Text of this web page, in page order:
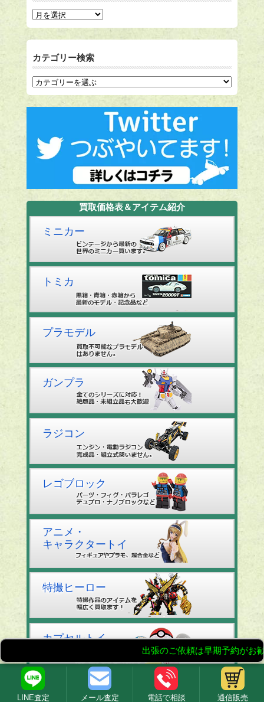
LINE査定 メール査定 電話で相談 通信販売
カテゴリー検索
買取価格表＆アイテム紹介
ミニカー
トミカ
プラモデル
ガンプラ
ラジコン
レゴブロック
アニメ・
キャラクタートイ
特撮ヒーロー
カプセルトイ
鉄道模型